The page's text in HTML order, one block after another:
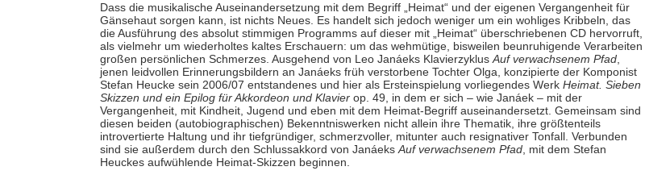
Dass die musikalische Auseinandersetzung mit dem Begriff „Heimat“ und der eigenen Vergangenheit für
Gänsehaut sorgen kann, ist nichts Neues. Es handelt sich jedoch weniger um ein wohliges Kribbeln, das
die Ausführung des absolut stimmigen Programms auf dieser mit „Heimat“ überschriebenen CD hervorruft,
als vielmehr um wiederholtes kaltes Erschauern: um das wehmütige, bisweilen beunruhigende Verarbeiten
großen persönlichen Schmerzes. Ausgehend von Leo Janáeks KlavierzyklusAuf verwachsenem Pfad,
jenen leidvollen Erinnerungsbildern an Janáeks früh verstorbene Tochter Olga, konzipierte der Komponist
Stefan Heucke sein 2006/07 entstandenes und hier als Ersteinspielung vorliegendes Werk Heimat. Sieben
Skizzen und ein Epilog für Akkordeon und Klavier op. 49, in dem er sich – wie Janáek – mit der
Vergangenheit, mit Kindheit, Jugend und eben mit dem Heimat-Begriff auseinandersetzt. Gemeinsam sind
diesen beiden (autobiographischen) Bekenntniswerken nicht allein ihre Thematik, ihre größtenteils
introvertierte Haltung und ihr tiefgründiger, schmerzvoller, mitunter auch resignativer Tonfall. Verbunden
sind sie außerdem durch den Schlussakkord von JanáeksAuf verwachsenem Pfad, mit dem Stefan
Heuckes aufwühlende Heimat-Skizzen beginnen.